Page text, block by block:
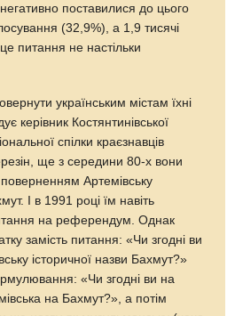
поставилися до цього
(32,9%), а 1,9 тисячi
питання не настільки
українським містам їхні
керівник Костянтинівської
спілки краєзнавців
ще з середини 80-х вони
Артемівську
І в 1991 році їм навіть
на референдум. Однак
замість питання: «Чи згодні ви
історичної назви Бахмут?»
«Чи згодні ви на
на Бахмут?», а потім